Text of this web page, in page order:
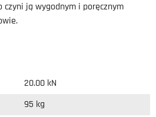
czyni ją wygodnym i poręcznym
20.00 kN
95 kg